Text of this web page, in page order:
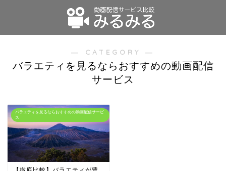
― CATEGORY ―
バラエティを見るならおすすめの動画配信
サービス
バラエティを見るならおすすめの動画配信サービ
ス